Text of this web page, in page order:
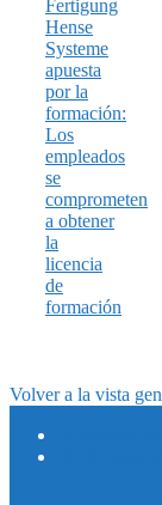
Hense
Systeme
apuesta
por la
formación:
Los
empleados
se
comprometen
a obtener
la
licencia
de
formación
Volver a la vista